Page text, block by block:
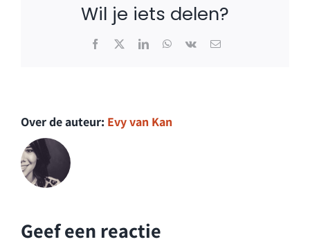
Wil je iets delen?
Facebook
X LinkedInWhatsApp
Vk
E-
Over de auteur: Evy van Kan
Geef een reactie